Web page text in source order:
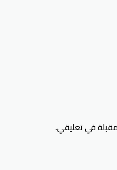
في تعليقي.